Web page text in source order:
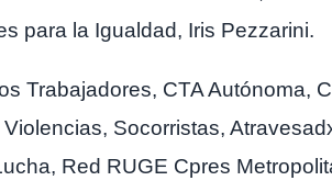
para la Igualdad, Iris Pezzarini.
Trabajadores, CTA Autónoma,
Socorristas,
Red RUGE Cpres